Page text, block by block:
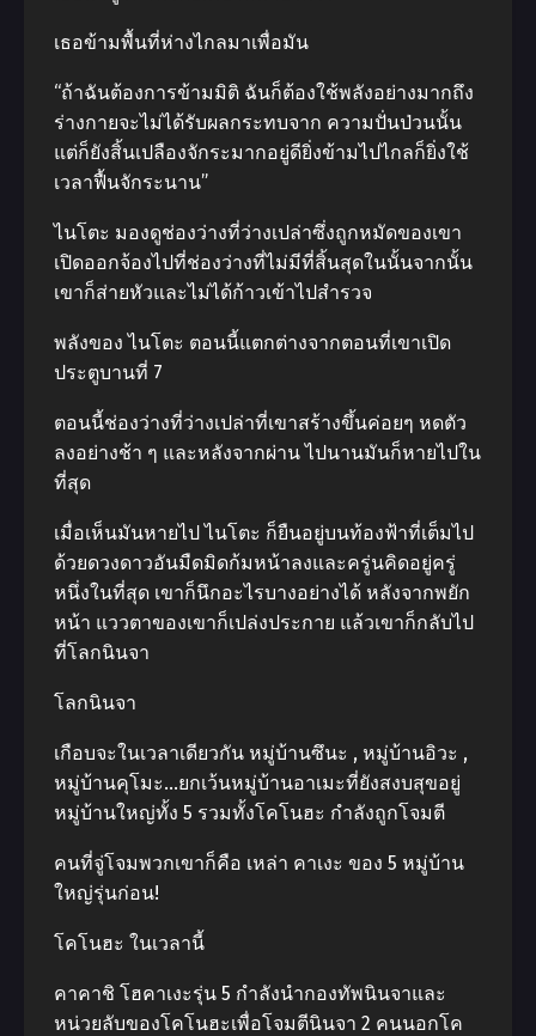
เธอข้ามพื้นที่ห่างไกลมาเพื่อมัน
“ถ้าฉันต้องการข้ามมิติ ฉันก็ต้องใช้พลังอย่างมากถึง
ร่างกายจะไม่ได้รับผลกระทบจาก ความปั่นป่วนนั้น
แต่ก็ยังสิ้นเปลืองจักระมากอยู่ดียิ่งข้ามไปไกลก็ยิ่งใช้
เวลาฟื้นจักระนาน”
ไนโตะ มองดูช่องว่างที่ว่างเปล่าซึ่งถูกหมัดของเขา
เปิดออกจ้องไปที่ช่องว่างที่ไม่มีที่สิ้นสุดในนั้นจากนั้น
เขาก็ส่ายหัวและไม่ได้ก้าวเข้าไปสํารวจ
พลังของ ไนโตะ ตอนนี้แตกต่างจากตอนที่เขาเปิด
ประตูบานที่ 7
ตอนนี้ช่องว่างที่ว่างเปล่าที่เขาสร้างขึ้นค่อยๆ หดตัว
ลงอย่างช้า ๆ และหลังจากผ่าน ไปนานมันก็หายไปใน
ที่สุด
เมื่อเห็นมันหายไป ไนโตะ ก็ยืนอยู่บนท้องฟ้าที่เต็มไป
ด้วยดวงดาวอันมืดมิดก้มหน้าลงและครู่นคิดอยู่ครู่
หนึ่งในที่สุด เขาก็นึกอะไรบางอย่างได้ หลังจากพยัก
หน้า แววตาของเขาก็เปล่งประกาย แล้วเขาก็กลับไป
ที่โลกนินจา
โลกนินจา
เกือบจะในเวลาเดียวกัน หมู่บ้านซึนะ , หมู่บ้านอิวะ ,
หมู่บ้านคุโมะ…ยกเว้นหมู่บ้านอาเมะที่ยังสงบสุขอยู่
หมู่บ้านใหญ่ทั้ง 5 รวมทั้งโคโนฮะ กําลังถูกโจมตี
คนที่จู่โจมพวกเขาก็คือ เหล่า คาเงะ ของ 5 หมู่บ้าน
ใหญ่รุ่นก่อน!
โคโนฮะ ในเวลานี้
คาคาชิ โฮคาเงะรุ่น 5 กําลังนํากองทัพนินจาและ
หน่วยลับของโคโนฮะเพื่อโจมตีนินจา 2 คนนอกโค